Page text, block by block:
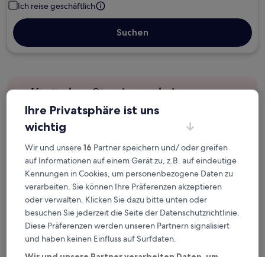
Ich reise geschäftlich
Suchen
Kostenlose Stornierung bei
Planänderungen
Verdiene Prämien für jede
wahrgenommene Übernachtung
Mehr sparen mit Preisen für Mitglieder
Überprüfe die Preise für diese Daten
Heute
Morgen
Ihre Privatsphäre ist uns
wichtig
Wir und unsere16 Partner speichern und/ oder greifen
auf Informationen auf einem Gerät zu, z.B. auf eindeutige
Kennungen in Cookies, um personenbezogene Daten zu
verarbeiten. Sie können Ihre Präferenzen akzeptieren
oder verwalten. Klicken Sie dazu bitte unten oder
besuchen Sie jederzeit die Seite der Datenschutzrichtlinie.
Diese Präferenzen werden unseren Partnern signalisiert
und haben keinen Einfluss auf Surfdaten.